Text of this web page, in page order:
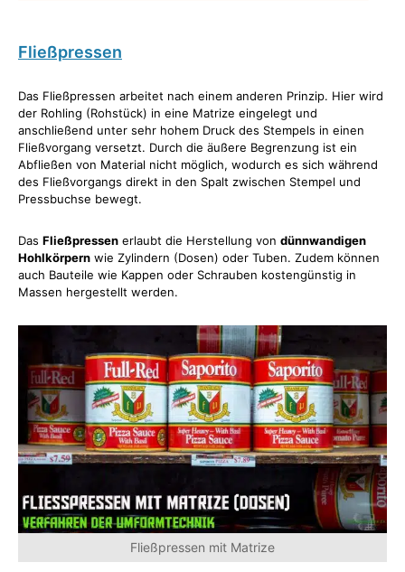
Fließpressen
Das Fließpressen arbeitet nach einem anderen Prinzip. Hier wird
der Rohling (Rohstück) in eine Matrize eingelegt und
anschließend unter sehr hohem Druck des Stempels in einen
Fließvorgang versetzt. Durch die äußere Begrenzung ist ein
Abfließen von Material nicht möglich, wodurch es sich während
des Fließvorgangs direkt in den Spalt zwischen Stempel und
Pressbuchse bewegt.
Das Fließpressen erlaubt die Herstellung von dünnwandigen
Hohlkörpern wie Zylindern (Dosen) oder Tuben. Zudem können
auch Bauteile wie Kappen oder Schrauben kostengünstig in
Massen hergestellt werden.
Fließpressen mit Matrize